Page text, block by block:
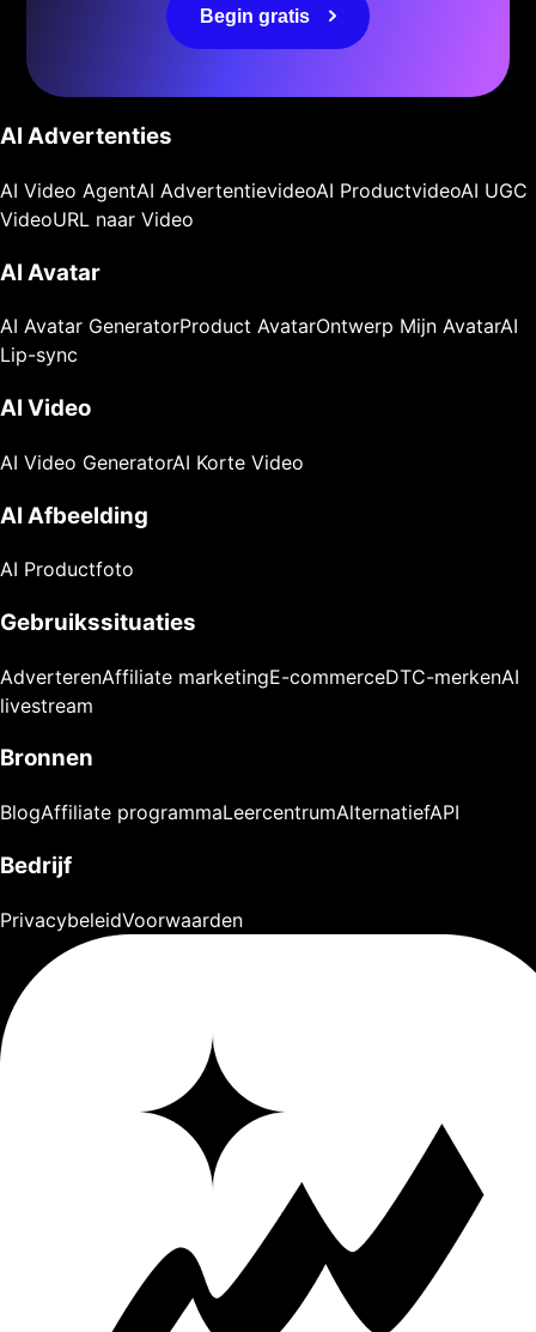
Begin gratis
AI Advertenties
AI Video AgentAI AdvertentievideoAI ProductvideoAI UGC
VideoURL naar Video
AI Avatar
AI Avatar GeneratorProduct AvatarOntwerp Mijn AvatarAI
Lip-sync
AI Video
AI Video GeneratorAI Korte Video
AI Afbeelding
AI Productfoto
Gebruikssituaties
AdverterenAffiliate marketingE-commerceDTC-merkenAI
livestream
Bronnen
BlogAffiliate programmaLeercentrumAlternatiefAPI
Bedrijf
PrivacybeleidVoorwaarden